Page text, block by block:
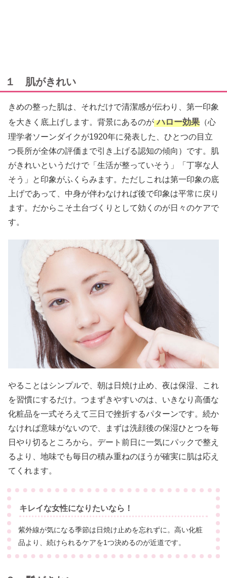
１ 肌がきれい
きめの整った肌は、それだけで清潔感が伝わり、第一印象
を大きく底上げします。背景にあるのが ハロー効果 （心
理学者ソーンダイクが1920年に発表した、ひとつの目立
つ長所が全体の評価まで引き上げる認知の傾向）です。肌
がきれいというだけで「生活が整っていそう」「丁寧な人
そう」と印象がふくらみます。ただしこれは第一印象の底
上げであって、中身が伴わなければ後で印象は平常に戻り
ます。だからこそ土台づくりとして効くのが日々のケアで
す。
やることはシンプルで、朝は日焼け止め、夜は保湿、これ
を習慣にするだけ。つまずきやすいのは、いきなり高価な
化粧品を一式そろえて三日で挫折するパターンです。続か
なければ意味がないので、まずは洗顔後の保湿ひとつを毎
日やり切るところから。デート前日に一気にパックで整え
るより、地味でも毎日の積み重ねのほうが確実に肌は応え
てくれます。
キレイな女性になりたいなら！
紫外線が気になる季節は日焼け止めを忘れずに。高い化粧
品より、続けられるケアを1つ決めるのが近道です。